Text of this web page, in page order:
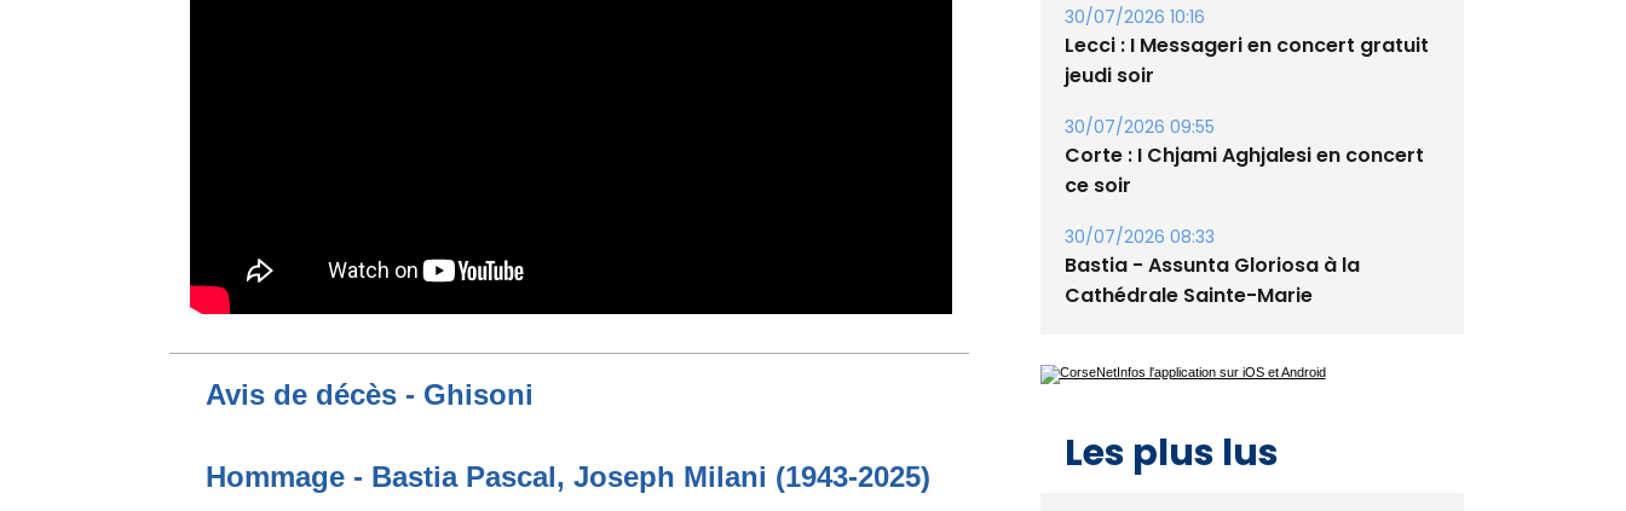
Avis de décès - Ghisoni
Hommage - Bastia Pascal, Joseph Milani (1943-2025)
30/07/2026 10:16
Lecci : I Messageri en concert gratuit
jeudi soir
30/07/2026 09:55
Corte : I Chjami Aghjalesi en concert
ce soir
30/07/2026 08:33
Bastia - Assunta Gloriosa à la
Cathédrale Sainte-Marie
Les plus lus